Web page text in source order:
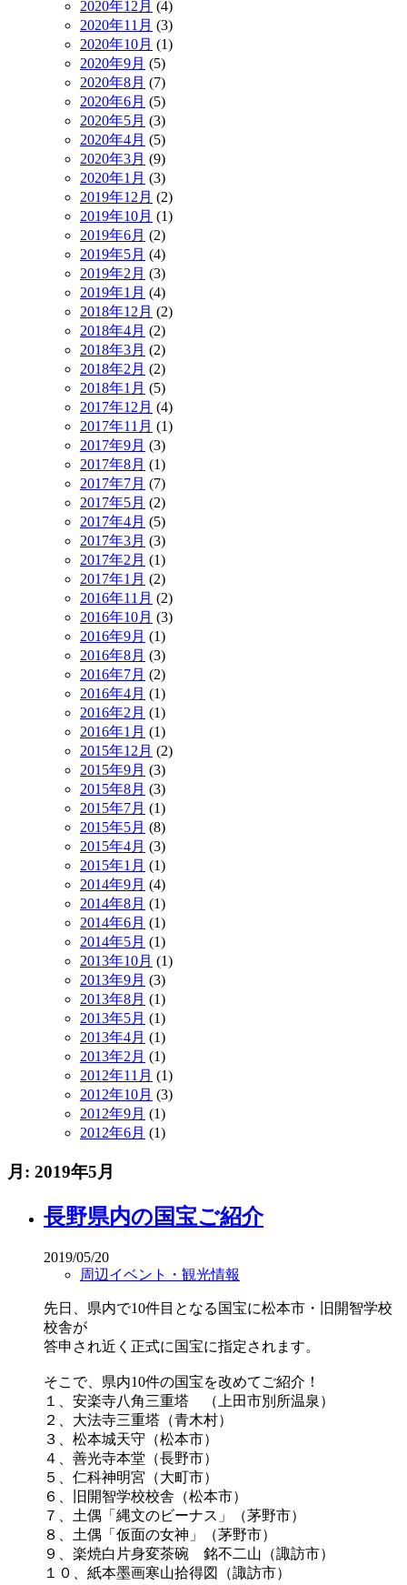
2020年12月 (4)
2020年11月 (3)
2020年10月 (1)
2020年9月 (5)
2020年8月 (7)
2020年6月 (5)
2020年5月 (3)
2020年4月 (5)
2020年3月 (9)
2020年1月 (3)
2019年12月 (2)
2019年10月 (1)
2019年6月 (2)
2019年5月 (4)
2019年2月 (3)
2019年1月 (4)
2018年12月 (2)
2018年4月 (2)
2018年3月 (2)
2018年2月 (2)
2018年1月 (5)
2017年12月 (4)
2017年11月 (1)
2017年9月 (3)
2017年8月 (1)
2017年7月 (7)
2017年5月 (2)
2017年4月 (5)
2017年3月 (3)
2017年2月 (1)
2017年1月 (2)
2016年11月 (2)
2016年10月 (3)
2016年9月 (1)
2016年8月 (3)
2016年7月 (2)
2016年4月 (1)
2016年2月 (1)
2016年1月 (1)
2015年12月 (2)
2015年9月 (3)
2015年8月 (3)
2015年7月 (1)
2015年5月 (8)
2015年4月 (3)
2015年1月 (1)
2014年9月 (4)
2014年8月 (1)
2014年6月 (1)
2014年5月 (1)
2013年10月 (1)
2013年9月 (3)
2013年8月 (1)
2013年5月 (1)
2013年4月 (1)
2013年2月 (1)
2012年11月 (1)
2012年10月 (3)
2012年9月 (1)
2012年6月 (1)
月: 2019年5月
長野県内の国宝ご紹介
2019/05/20
周辺イベント・観光情報
先日、県内で10件目となる国宝に松本市・旧開智学校
校舎が
答申され近く正式に国宝に指定されます。
そこで、県内10件の国宝を改めてご紹介！
１、安楽寺八角三重塔 （上田市別所温泉）
２、大法寺三重塔（青木村）
３、松本城天守（松本市）
４、善光寺本堂（長野市）
５、仁科神明宮（大町市）
６、旧開智学校校舎（松本市）
７、土偶「縄文のビーナス」（茅野市）
８、土偶「仮面の女神」（茅野市）
９、楽焼白片身変茶碗 銘不二山（諏訪市）
１０、紙本墨画寒山拾得図（諏訪市）